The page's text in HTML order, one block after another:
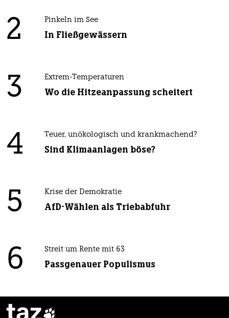
2 Pinkeln im See
In Fließgewässern
3 Extrem-Temperaturen
Wo die Hitzeanpassung scheitert
4 Teuer, unökologisch und krankmachend?
Sind Klimaanlagen böse?
5 Krise der Demokratie
AfD-Wählen als Triebabfuhr
6 Streit um Rente mit 63
Passgenauer Populismus
